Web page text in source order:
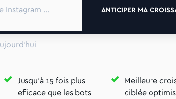
ANTICIPER MA
Jusqu'à 15 fois plus
efficace que les bots
Meilleure
ciblée